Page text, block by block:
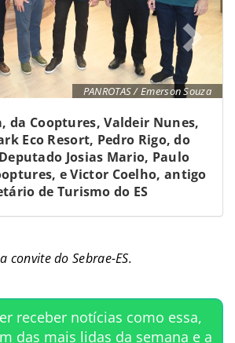
PANROTAS / Emerson Souza
da Cooptures, Valdeir Nunes,
Eco Resort, Pedro Rigo, do
Josias Mario, Paulo
e Victor Coelho, antigo
de Turismo do ES
convite do Sebrae-ES.
receber notícias como essa,
das mais lidas da semana e a